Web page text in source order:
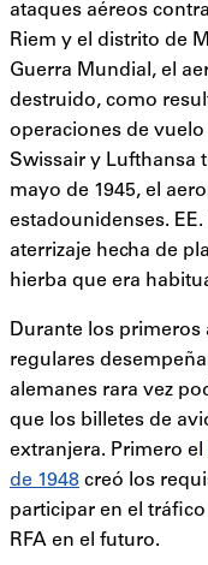
ataques aéreos
Riem y el distrito de
Guerra Mundial, el
destruido, como
operaciones de
Swissair y Lufthansa
mayo de 1945, el
estadounidenses.
aterrizaje hecha de
hierba que era
Durante los primeros
regulares
alemanes rara vez
que los billetes de
extranjera. Primero el
de 1948 creó los
participar en el
RFA en el futuro.